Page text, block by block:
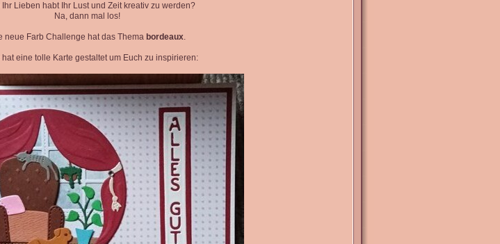
Ihr Lieben habt Ihr Lust und Zeit kreativ zu werden?
Na, dann mal los!
neue Farb Challenge hat das Thema bordeaux.
hat eine tolle Karte gestaltet um Euch zu inspirieren: